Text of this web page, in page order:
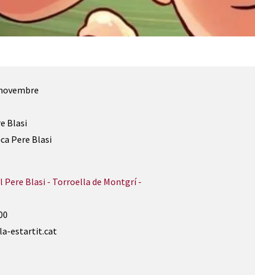
Blasi
Pere Blasi
Pere Blasi - Torroella de Montgrí -
estartit.cat